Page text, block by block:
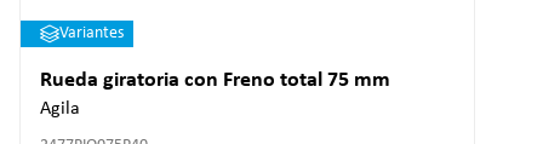
Variantes
Rueda giratoria con Freno total 75 mm
Agila